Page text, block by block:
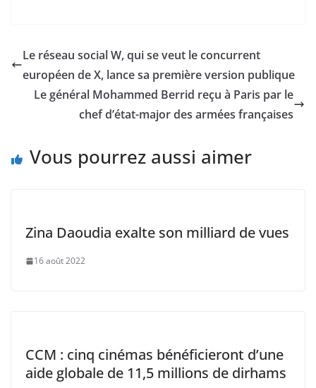
e
b
o
er l s
A
p
p
y
Li
n
k
e
dI
n
Le réseau social W, qui se veut le concurrent
européen de X, lance sa première version publique
Le général Mohammed Berrid reçu à Paris par le
chef d’état-major des armées françaises
Vous pourrez aussi aimer
Zina Daoudia exalte son milliard de vues
16 août 2022
CCM : cinq cinémas bénéficieront d’une
aide globale de 11,5 millions de dirhams